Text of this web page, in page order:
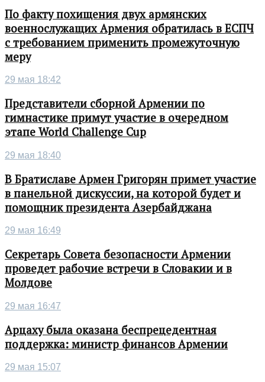
По факту похищения двух армянских
военнослужащих Армения обратилась в ЕСПЧ
с требованием применить промежуточную
меру
29 мая 18:42
Представители сборной Армении по
гимнастике примут участие в очередном
этапе World Challenge Cup
29 мая 18:40
В Братиславе Армен Григорян примет участие
в панельной дискуссии, на которой будет и
помощник президента Азербайджана
29 мая 16:49
Секретарь Совета безопасности Армении
проведет рабочие встречи в Словакии и в
Молдове
29 мая 16:47
Арцаху была оказана беспрецедентная
поддержка: министр финансов Армении
29 мая 15:07